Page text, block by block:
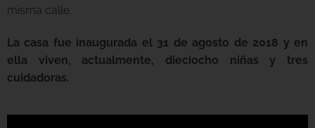
misma calle.
La casa fue inaugurada el 31 de agosto de 2018 y en
ella viven, actualmente, dieciocho niñas y tres
cuidadoras.